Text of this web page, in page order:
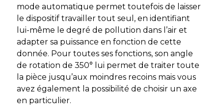
mode automatique permet toutefois de laisser
le dispositif travailler tout seul, en identifiant
lui-même le degré de pollution dans l’air et
adapter sa puissance en fonction de cette
donnée. Pour toutes ses fonctions, son angle
de rotation de 350° lui permet de traiter toute
la pièce jusqu’aux moindres recoins mais vous
avez également la possibilité de choisir un axe
en particulier.